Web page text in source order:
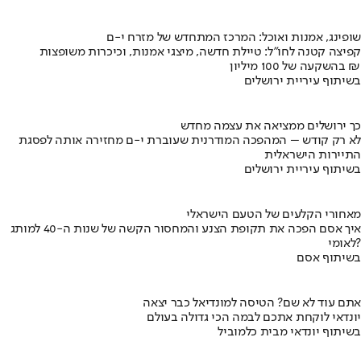
שופינג, אמנות ואוכל: המרכז המתחדש של מזרח י-ם
קפיצה קטנה לחו"ל: טיילת חדשה, מיצגי אמנות, וכיכרות משופצות
בהשקעה של 100 מיליון ₪
בשיתוף עיריית ירושלים
כך ירושלים ממציאה את עצמה מחדש
לא רק קודש – המהפכה המודרנית שעוברת י-ם מחזירה אותה לפסגת
התיירות הישראלית
בשיתוף עיריית ירושלים
מאחורי הקלעים של הטעם הישראלי
איך אסם הפכה את תקופת הצנע והמחסור הקשה של שנות ה-40 למותג
לאומי?
בשיתוף אסם
אתם עוד לא שם? הטיסה למונדיאל כבר יצאה
יונדאי לוקחת אתכם לבמה הכי גדולה בעולם
בשיתוף יונדאי מבית כלמוביל